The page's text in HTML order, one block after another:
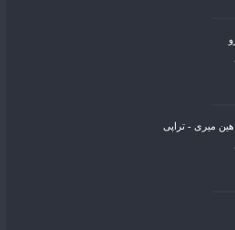
میری - تراپی